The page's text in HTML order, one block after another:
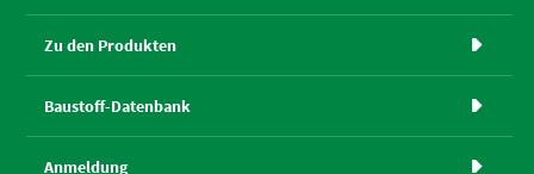
Zu den Produkten 
Baustoff-Datenbank 
Anmeldung 